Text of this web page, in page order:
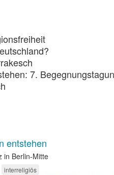
7.
entstehen
in Berlin-Mitte
interreligiös